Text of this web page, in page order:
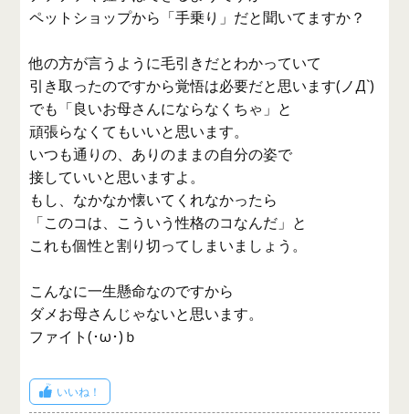
ペットショップから「手乗り」だと聞いてますか？
他の方が言うように毛引きだとわかっていて
引き取ったのですから覚悟は必要だと思います(ノД`)
でも「良いお母さんにならなくちゃ」と
頑張らなくてもいいと思います。
いつも通りの、ありのままの自分の姿で
接していいと思いますよ。
もし、なかなか懐いてくれなかったら
「このコは、こういう性格のコなんだ」と
これも個性と割り切ってしまいましょう。
こんなに一生懸命なのですから
ダメお母さんじゃないと思います。
ファイト(･ω･)ｂ
いいね！